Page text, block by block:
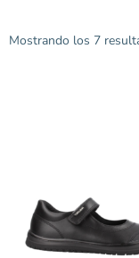
39
Mostrando los 7